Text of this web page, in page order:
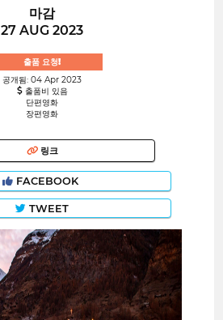
마감
27 AUG 2023
출품 요청!
공개됨: 04 Apr 2023
출품비 있음
단편영화
장편영화
링크
FACEBOOK
TWEET